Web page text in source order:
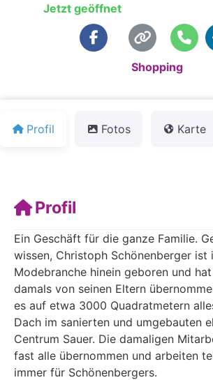
Jetzt geöffnet
Shopping
Profil Fotos Karte
Profil
Ein Geschäft für die ganze Familie.
wissen, Christoph Schönenberger ist
Modebranche hinein geboren und
damals von seinen Eltern
es auf etwa 3000 Quadratmetern
Dach im sanierten und umgebauten
Centrum Sauer. Die damaligen
fast alle übernommen und arbeiten
immer für Schönenbergers.